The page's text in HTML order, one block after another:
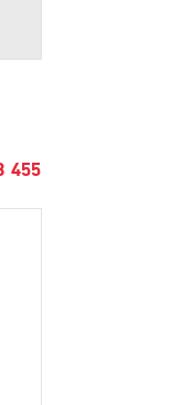
455